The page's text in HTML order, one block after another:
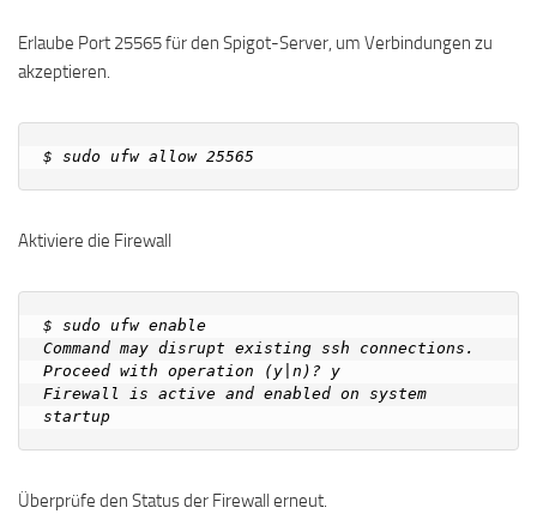
Erlaube Port 25565 für den Spigot-Server, um Verbindungen zu
akzeptieren.
Aktiviere die Firewall
$ sudo ufw enable
Command may disrupt existing ssh connections.
Proceed with operation (y|n)? y
Firewall is active and enabled on system
Überprüfe den Status der Firewall erneut.